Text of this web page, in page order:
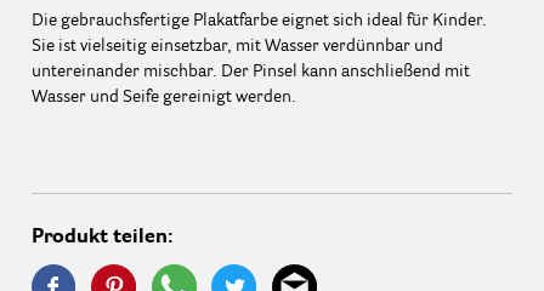
Die gebrauchsfertige Plakatfarbe eignet sich ideal für Kinder.
Sie ist vielseitig einsetzbar, mit Wasser verdünnbar und
untereinander mischbar. Der Pinsel kann anschließend mit
Wasser und Seife gereinigt werden.
Produkt teilen: